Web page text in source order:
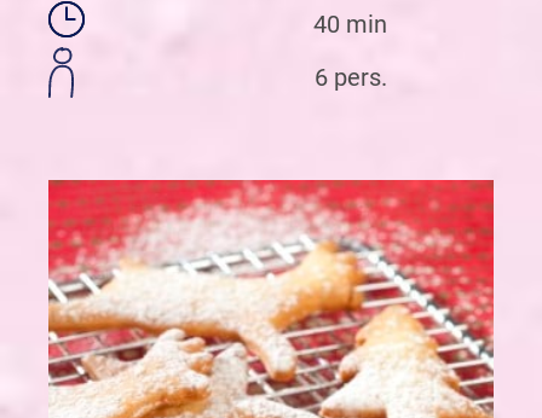
40 min
6 pers.